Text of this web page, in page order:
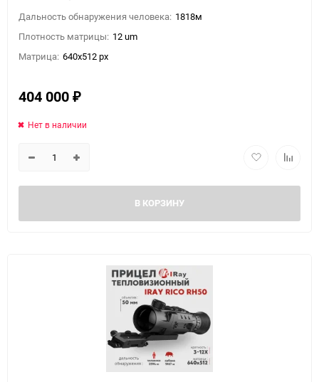
Дальность обнаружения человека: 1818м
Плотность матрицы: 12 um
Матрица: 640x512 px
404 000 ₽
Нет в наличии
В КОРЗИНУ